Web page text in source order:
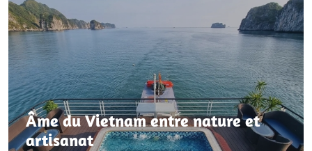
Âme du Vietnam entre nature et
artisanat